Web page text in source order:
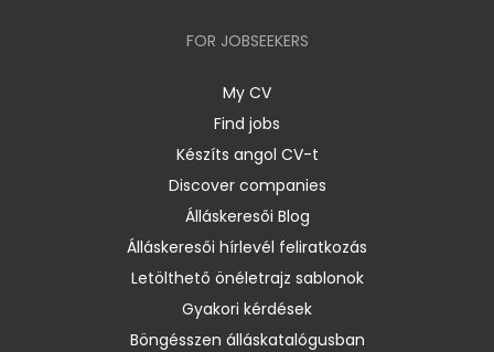
FOR JOBSEEKERS
My CV
Find jobs
Készíts angol CV-t
Discover companies
Álláskeresői Blog
Álláskeresői hírlevél feliratkozás
Letölthető önéletrajz sablonok
Gyakori kérdések
Böngésszen álláskatalógusban